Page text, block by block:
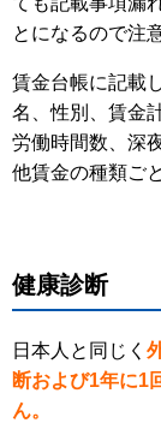
とになるので注
賃金台帳に記載
名、性別、賃金
労働時間数、深
他賃金の種類ご
健康診断
日本人と同じく
断および1年に1
ん。